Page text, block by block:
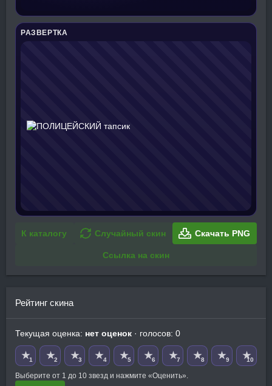
РАЗВЕРТКА
К каталогу Случайный скин Скачать PNG
Ссылка на скин
Рейтинг скина
Текущая оценка: нет оценок · голосов: 0
★1 ★2 ★3 ★4 ★5 ★6 ★7 ★8 ★9 ★10
Выберите от 1 до 10 звезд и нажмите «Оценить».